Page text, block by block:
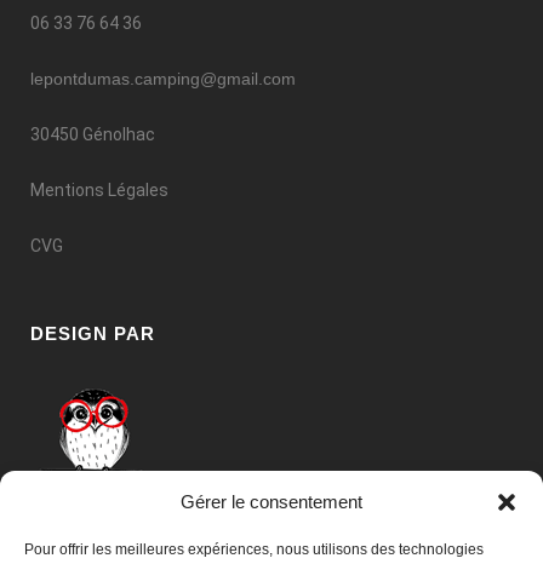
Gérer le consentement
Pour offrir les meilleures expériences, nous utilisons des technologies
06 33 76 64 36
lepontdumas.camping@gmail.com
30450 Génolhac
Mentions Légales
CVG
DESIGN PAR